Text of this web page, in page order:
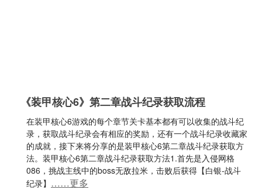
《装甲核心6》第二章战斗纪录获取流程
在装甲核心6游戏的每个章节关卡基本都有可以收集的战斗纪
录，获取战斗纪录会有相应的奖励，还有一个战斗纪录收藏家
的成就，接下来将分享的是装甲核心6第二章战斗纪录获取方
法。装甲核心6第二章战斗纪录获取方法1.首先是入侵网格
086，挑战主线中的boss无敌拉米，击败后获得【白银-战斗
纪录】 ……更多